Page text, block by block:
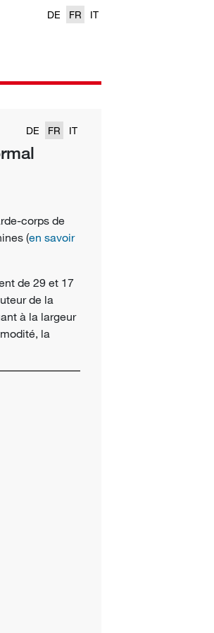
DE FR IT
DE FR IT
corps de
(en savoir
de 29 et 17
de la
à la largeur
la